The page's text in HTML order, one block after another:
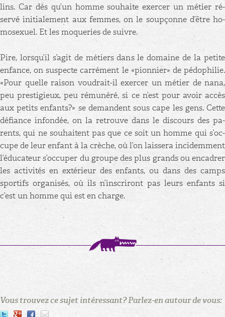
lins. Car dès qu’un homme sou­haite exer­cer un mé­tier ré­
servé ini­tia­le­ment aux femmes, on le soup­çonne d’être ho­
mo­sexuel. Et les mo­que­ries de suivre.
Pire, lors­qu’il s’agit de mé­tiers dans le do­maine de la pe­tite
en­fance, on sus­pecte car­ré­ment le «pion­nier» de pé­do­phi­lie.
«Pour quelle rai­son vou­drait-il exer­cer un mé­tier de nana,
peu pres­ti­gieux, peu ré­mu­néré, si ce n’est pour avoir accès
aux pe­tits en­fants?» se de­mandent sous cape les gens. Cette
dé­fiance in­fon­dée, on la re­trouve dans le dis­cours des pa­
rents, qui ne sou­haitent pas que ce soit un homme qui s’oc­
cupe de leur en­fant à la crèche, où l’on lais­sera in­ci­dem­ment
l’édu­ca­teur s’oc­cu­per du groupe des plus grands ou en­ca­drer
les ac­ti­vi­tés en ex­té­rieur des en­fants, ou dans des camps
spor­tifs or­ga­ni­sés, où ils n’ins­cri­ront pas leurs en­fants si
c’est un homme qui est en charge.
Vous trouvez ce sujet intéressant? Parlez-en autour de vous: